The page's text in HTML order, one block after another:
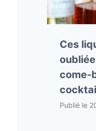
Ces
come-
Publié le